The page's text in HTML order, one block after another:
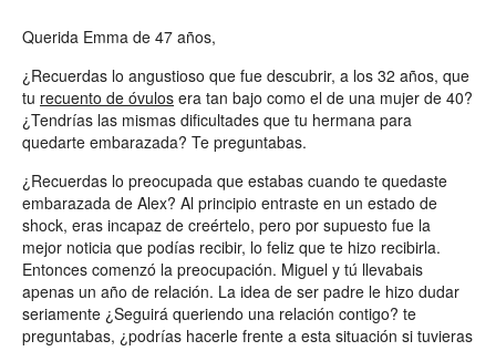
Querida Emma de 47 años,
¿Recuerdas lo angustioso que fue descubrir, a los 32 años, que
tu recuento de óvulos era tan bajo como el de una mujer de 40?
¿Tendrías las mismas dificultades que tu hermana para
quedarte embarazada? Te preguntabas.
¿Recuerdas lo preocupada que estabas cuando te quedaste
embarazada de Alex? Al principio entraste en un estado de
shock, eras incapaz de creértelo, pero por supuesto fue la
mejor noticia que podías recibir, lo feliz que te hizo recibirla.
Entonces comenzó la preocupación. Miguel y tú llevabais
apenas un año de relación. La idea de ser padre le hizo dudar
seriamente ¿Seguirá queriendo una relación contigo? te
preguntabas, ¿podrías hacerle frente a esta situación si tuvieras